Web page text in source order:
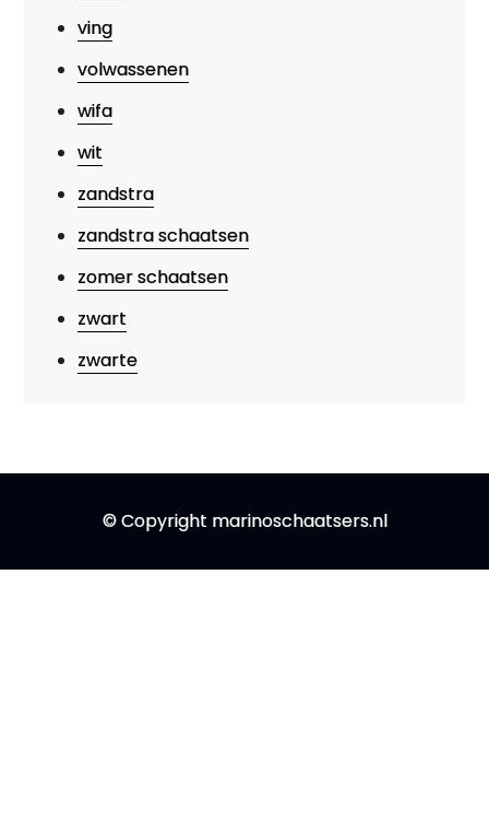
ving
volwassenen
wifa
wit
zandstra
zandstra schaatsen
zomer schaatsen
zwart
zwarte
© Copyright marinoschaatsers.nl